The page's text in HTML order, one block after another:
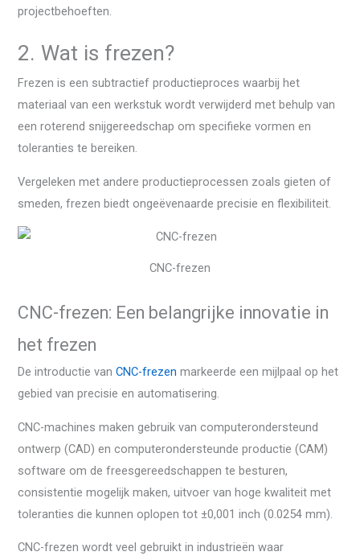
projectbehoeften.
2. Wat is frezen?
Frezen is een subtractief productieproces waarbij het
materiaal van een werkstuk wordt verwijderd met behulp van
een roterend snijgereedschap om specifieke vormen en
toleranties te bereiken.
Vergeleken met andere productieprocessen zoals gieten of
smeden, frezen biedt ongeëvenaarde precisie en flexibiliteit.
CNC-frezen
CNC-frezen: Een belangrijke innovatie in
het frezen
De introductie vanCNC-frezen markeerde een mijlpaal op het
gebied van precisie en automatisering.
CNC-machines maken gebruik van computerondersteund
ontwerp (CAD) en computerondersteunde productie (CAM)
software om de freesgereedschappen te besturen,
consistentie mogelijk maken, uitvoer van hoge kwaliteit met
toleranties die kunnen oplopen tot ±0,001 inch (0.0254 mm).
CNC-frezen wordt veel gebruikt in industrieën waar